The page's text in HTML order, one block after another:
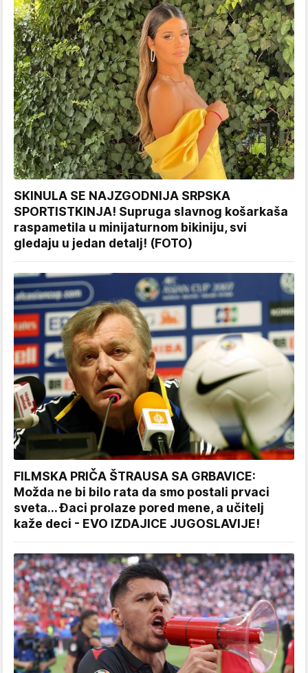
SKINULA SE NAJZGODNIJA SRPSKA
SPORTISTKINJA! Supruga slavnog košarkaša
raspametila u minijaturnom bikiniju, svi
gledaju u jedan detalj! (FOTO)
FILMSKA PRIČA ŠTRAUSA SA GRBAVICE:
Možda ne bi bilo rata da smo postali prvaci
sveta... Đaci prolaze pored mene, a učitelj
kaže deci - EVO IZDAJICE JUGOSLAVIJE!